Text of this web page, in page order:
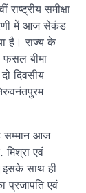
समीक्षा
में आज सेकंड
है। राज्य के
फसल बीमा
दिवसीय
सम्मान आज
एवं
साथ ही
प्रजापति एवं